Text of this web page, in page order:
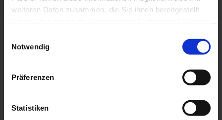
weiteren Daten zusammen, die Sie ihnen bereitgestellt
Notwendig
Präferenzen
Statistiken
Minimalistischer linearer Leuchtenkörper zur werkzeuglosen